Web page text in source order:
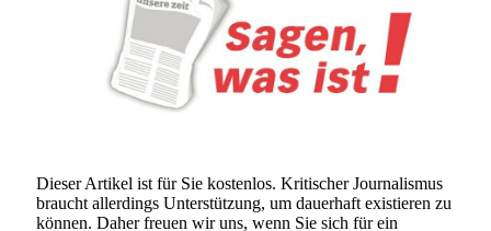
Dieser Artikel ist für Sie kostenlos. Kritischer Journalismus
braucht allerdings Unterstützung, um dauerhaft existieren zu
können. Daher freuen wir uns, wenn Sie sich für ein